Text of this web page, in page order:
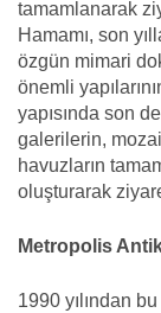
tamamlanarak
Hamamı, son
özgün mimari
önemli
yapısında son
galerilerin,
havuzların
oluşturarak
Metropolis
1990 yılından